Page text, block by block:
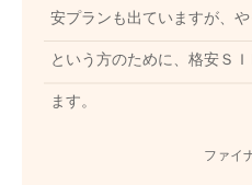
安プランも出ていますが、
という方のために、格安Ｓ
ます。
ファイ